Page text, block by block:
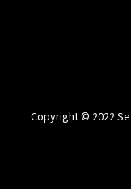
Copyright © 2022